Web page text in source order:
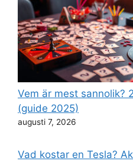
Vem är mest sannolik?
(guide 2025)
augusti 7, 2026
Vad kostar en Tesla?